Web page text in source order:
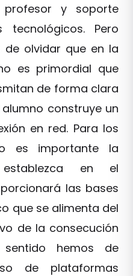
y soporte
Pero
olvidar que en la
es primordial que
de forma clara
construye un
en red. Para los
es importante la
en el
las bases
que se alimenta del
de la consecución
hemos de
de plataformas